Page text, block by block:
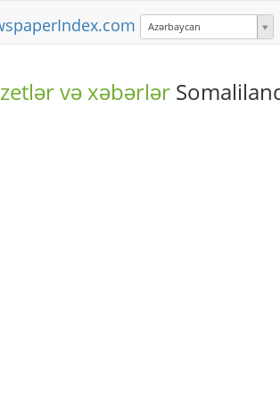
Azərbaycan
və xəbərlər